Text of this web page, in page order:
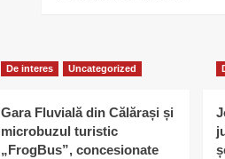
De interes Uncategorized
Gara Fluvială din Călărași și
microbuzul turistic
„FrogBus”, concesionate